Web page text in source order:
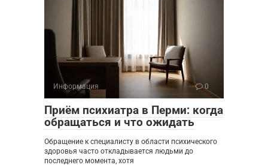
Информация 0
Приём психиатра в Перми: когда
обращаться и что ожидать
Обращение к специалисту в области психического
здоровья часто откладывается людьми до
последнего момента, хотя